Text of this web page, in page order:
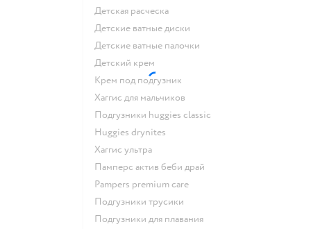
детская расческа
детские ватные диски
детские ватные палочки
детский крем
крем под подгузник
хаггис для мальчиков
подгузники huggies classic
huggies drynites
хаггис ультра
памперс актив беби драй
pampers premium care
подгузники трусики
подгузники для плавания